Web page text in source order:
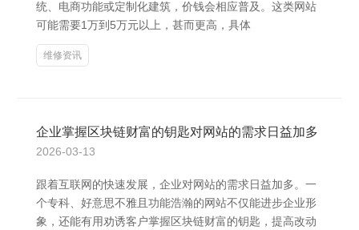
统、电商功能或定制化建筑，价钱会相应普及。这类网站
可能需要1万到5万元以上，甚而更高，具体
维修资讯
企业掌握区块链财富的钥匙对网站的需求日益加多
2026-03-13
跟着互联网的快速发展，企业对网站的需求日益加多。一
个专科、好意思不雅且功能浩瀚的网站不仅能进步企业形
象，还能有用劝诱客户掌握区块链财富的钥匙，提高改动